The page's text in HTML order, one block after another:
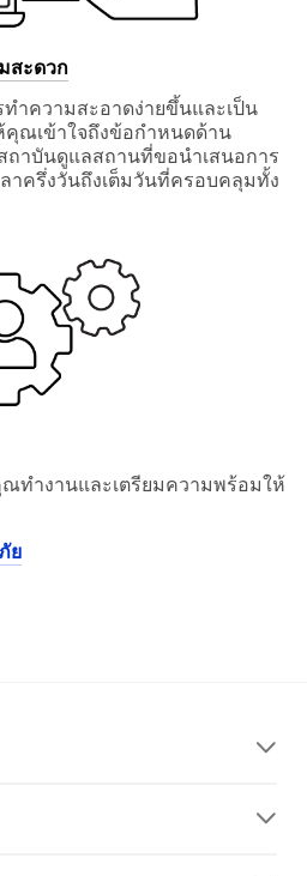
สะดวก
ำความสะอาดง่ายขึ้นและเป็น
คุณเข้าใจถึงข้อกำหนดด้าน
ถาบันดูแลสถานที่ขอนำเสนอการ
าครึ่งวันถึงเต็มวันที่ครอบคลุมทั้ง
ทำงานและเตรียมความพร้อมให้
ย